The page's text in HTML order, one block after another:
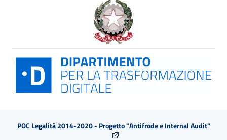
POC Legalità 2014-2020 - Progetto "Antifrode e Internal Audit"